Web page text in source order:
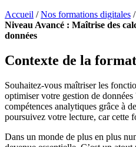
Accueil /Nos formations digitales /
Niveau Avancé : Maîtrise des
données
Contexte de la
Souhaitez-vous maîtriser les
optimiser votre gestion de
compétences analytiques grâce à
poursuivez votre lecture, car cette
Dans un monde de plus en plus